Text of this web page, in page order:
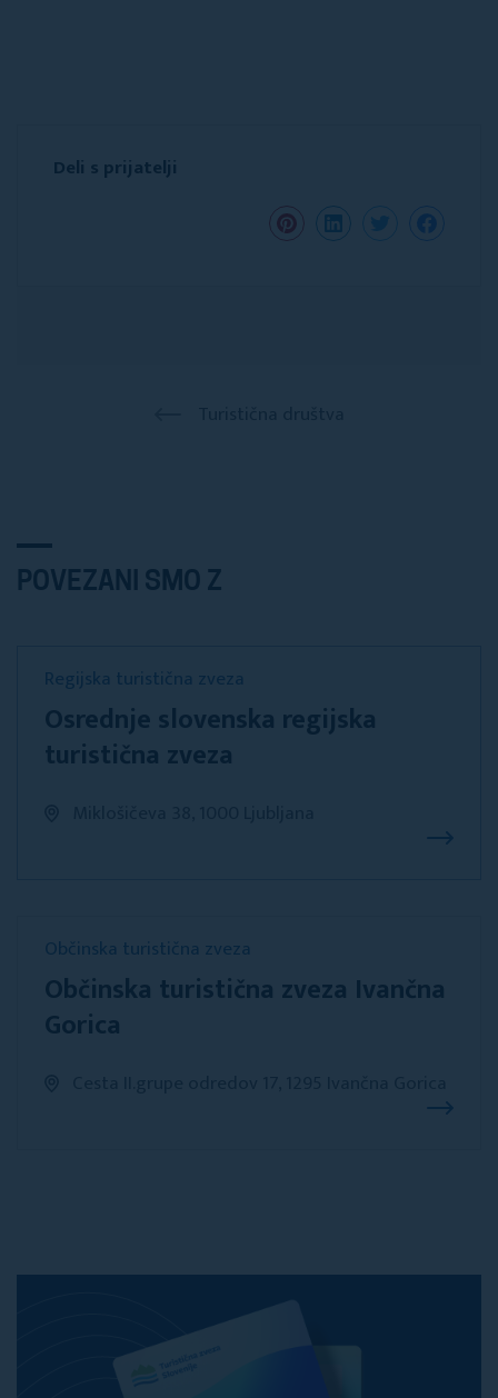
Deli s prijatelji
POVEZANI SMO Z
Regijska turistična zveza
Osrednje slovenska regijska
turistična zveza
Občinska turistična zveza
Občinska turistična zveza Ivančna
Gorica